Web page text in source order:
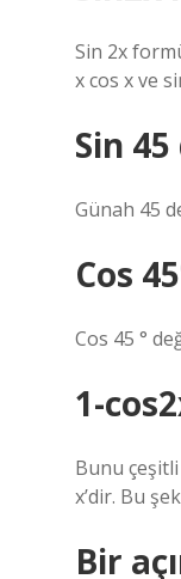
Sin 2x
x cos x ve
Sin
Günah 45
Cos
Cos 45 °
1-
Bunu
x’dir. Bu
Bir